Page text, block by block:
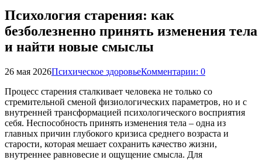
Психология старения: как
безболезненно принять изменения тела
и найти новые смыслы
26 мая 2026Психическое здоровьеКомментарии: 0
Процесс старения сталкивает человека не только со
стремительной сменой физиологических параметров, но и с
внутренней трансформацией психологического восприятия
себя. Неспособность принять изменения тела – одна из
главных причин глубокого кризиса среднего возраста и
старости, которая мешает сохранить качество жизни,
внутреннее равновесие и ощущение смысла. Для